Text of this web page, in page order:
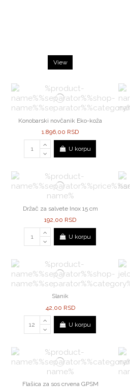
View
Konobarski novčanik Eko-koža
1.896,00 RSD
U korpu
Držač za salvete Inox 15 cm
192,00 RSD
U korpu
Slanik
42,00 RSD
U korpu
Flašica za sos crvena GPSM